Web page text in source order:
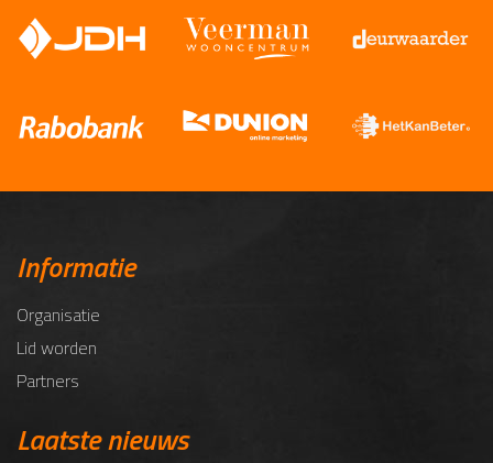
Informatie
Organisatie
Lid worden
Partners
Laatste nieuws